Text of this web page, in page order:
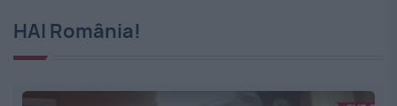
HAI România!